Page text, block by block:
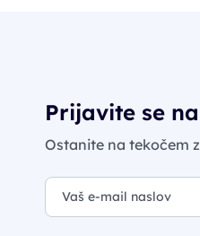
Prijavite se
Ostanite na tekočem